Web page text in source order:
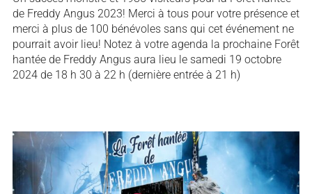
de Freddy Angus 2023! Merci à tous pour votre présence et
merci à plus de 100 bénévoles sans qui cet événement ne
pourrait avoir lieu! Notez à votre agenda la prochaine Forêt
hantée de Freddy Angus aura lieu le samedi 19 octobre
2024 de 18 h 30 à 22 h (dernière entrée à 21 h)